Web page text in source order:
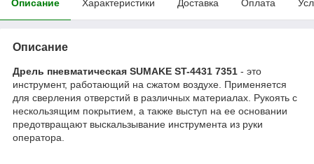
Описание Характеристики Доставка Оплата
Описание
Дрель пневматическая SUMAKE ST-4431 7351​ - это
инструмент, работающий на сжатом воздухе. Применяется
для сверления отверстий в различных материалах. Рукоять с
нескользящим покрытием, а также выступ на ее основании
предотвращают выскальзывание инструмента из руки
оператора.